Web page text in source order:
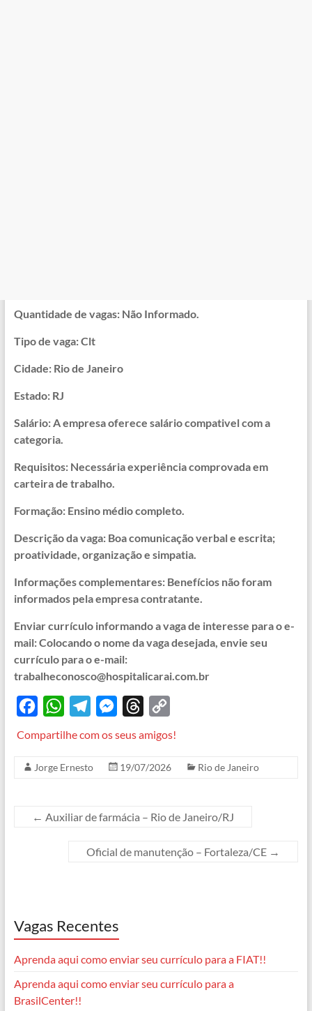
Quantidade de vagas: Não Informado.
Tipo de vaga: Clt
Cidade: Rio de Janeiro
Estado: RJ
Salário: A empresa oferece salário compativel com a
categoria.
Requisitos: Necessária experiência comprovada em
carteira de trabalho.
Formação: Ensino médio completo.
Descrição da vaga: Boa comunicação verbal e escrita;
proatividade, organização e simpatia.
Informações complementares: Benefícios não foram
informados pela empresa contratante.
Enviar currículo informando a vaga de interesse para o e-
mail: Colocando o nome da vaga desejada, envie seu
currículo para o e-mail:
trabalheconosco@hospitalicarai.com.br
e
W
t
A
e
r
m
M
s
e
e
y
k
Compartilhe com os seus amigos!
Jorge Ernesto 19/07/2026 Rio de Janeiro
← Auxiliar de farmácia – Rio de Janeiro/RJ
Oficial de manutenção – Fortaleza/CE →
Vagas Recentes
Aprenda aqui como enviar seu currículo para a FIAT!!
Aprenda aqui como enviar seu currículo para a
BrasilCenter!!